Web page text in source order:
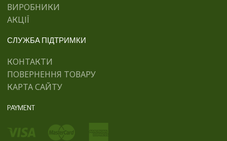
ВИРОБНИКИ
АКЦІЇ
СЛУЖБА ПІДТРИМКИ
КОНТАКТИ
ПОВЕРНЕННЯ ТОВАРУ
КАРТА САЙТУ
PAYMENT